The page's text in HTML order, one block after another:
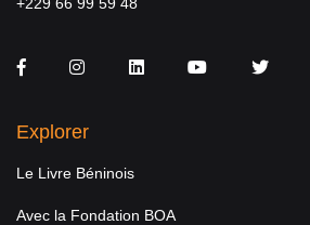
FacebookInstagramLinkedInYou TubeTwitter
Explorer
Le Livre Béninois
Avec la Fondation BOA